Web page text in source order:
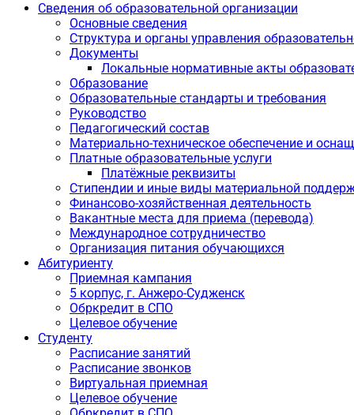
Сведения об образовательной организации
Основные сведения
Структура и органы управления
Документы
Локальные нормативные акты
Образование
Образовательные стандарты и требования
Руководство
Педагогический состав
Материально-техническое обеспечение и
Платные образовательные услуги
Платёжные реквизиты
Стипендии и иные виды материальной
Финансово-хозяйственная деятельность
Вакантные места для приема (перевода)
Международное сотрудничество
Организация питания обучающихся
Абитуриенту
Приемная кампания
5 корпус, г. Анжеро-Судженск
Обркредит в СПО
Целевое обучение
Студенту
Расписание занятий
Расписание звонков
Виртуальная приемная
Целевое обучение